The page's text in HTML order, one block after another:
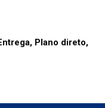
Plano direto,